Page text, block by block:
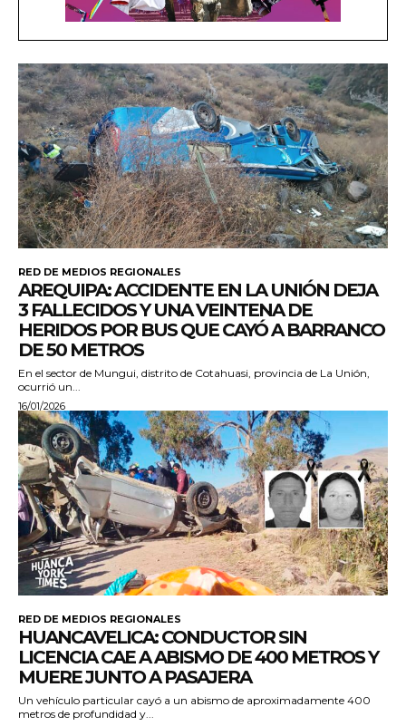
RED DE MEDIOS REGIONALES
AREQUIPA: ACCIDENTE EN LA UNIÓN DEJA
3 FALLECIDOS Y UNA VEINTENA DE
HERIDOS POR BUS QUE CAYÓ A BARRANCO
DE 50 METROS
En el sector de Mungui, distrito de Cotahuasi, provincia de La Unión,
ocurrió un...
16/01/2026
RED DE MEDIOS REGIONALES
HUANCAVELICA: CONDUCTOR SIN
LICENCIA CAE A ABISMO DE 400 METROS Y
MUERE JUNTO A PASAJERA
Un vehículo particular cayó a un abismo de aproximadamente 400
metros de profundidad y...